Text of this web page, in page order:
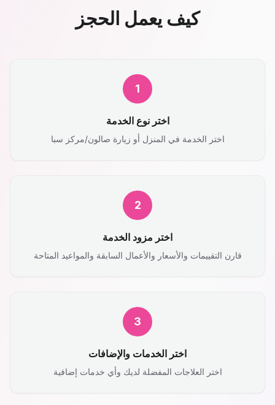
كيف يعمل الحجز
1
اختر نوع الخدمة
اختر الخدمة في المنزل أو زيارة صالون/مركز سبا
2
اختر مزود الخدمة
قارن التقييمات والأسعار والأعمال السابقة والمواعيد المتاحة
3
اختر الخدمات والإضافات
اختر العلاجات المفضلة لديك وأي خدمات إضافية